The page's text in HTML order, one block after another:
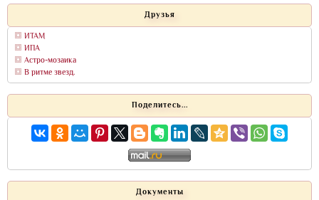
Друзья
ИТАМ
ИПА
Астро-мозаика
В ритме звезд.
Поделитесь...
Документы